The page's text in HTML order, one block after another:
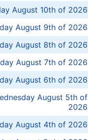
August 10th of 2026
August 9th of 2026
August 8th of 2026
August 7th of 2026
August 6th of 2026
August 5th of
2026
August 4th of 2026